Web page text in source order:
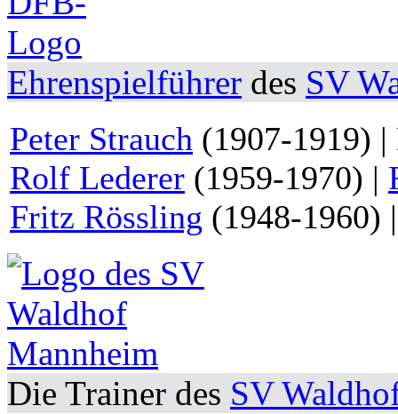
Ehrenspielführer des SV
Peter Strauch (1907-1919) |
Rolf Lederer (1959-1970) |
Fritz Rössling (1948-1960)
Die Trainer des SV